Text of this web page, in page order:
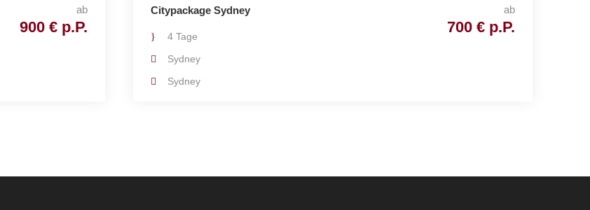
ab
900 € p.P.
Citypackage Sydney ab
700 € p.P.
4 Tage
Sydney
Sydney